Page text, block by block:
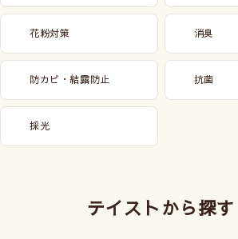
花粉対策 消臭
防カビ・結露防止 抗菌
採光
テイストから探す